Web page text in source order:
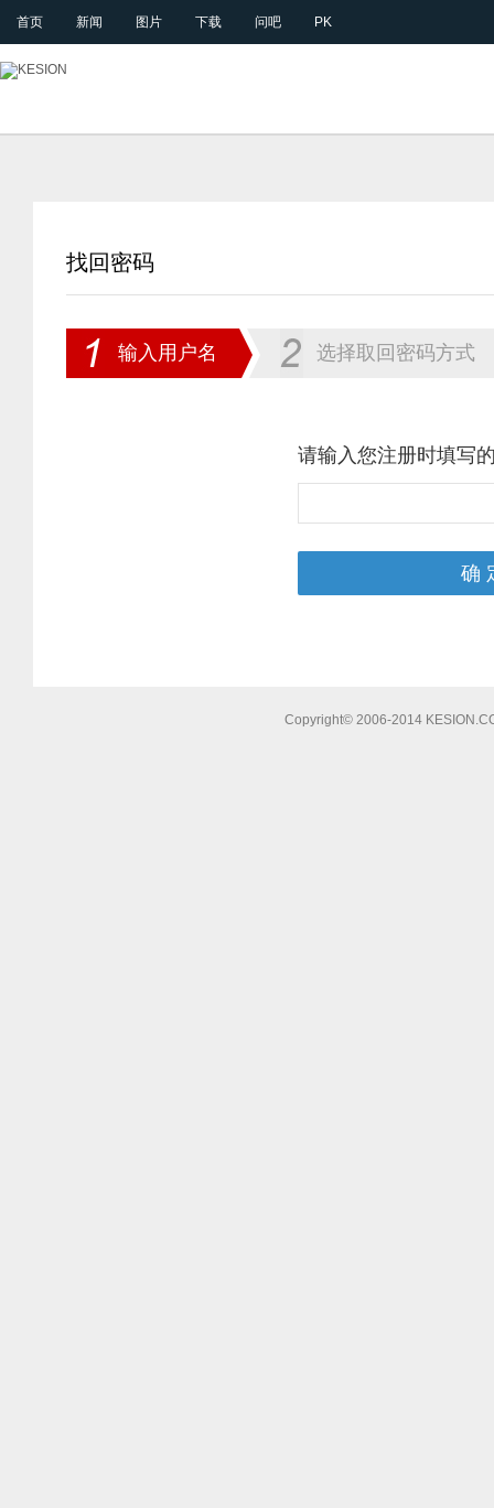
首页 新闻 图片 下载 问吧 PK
找回密码
输入用户名 选择取回密码方式
请输入您注册时填写
Copyright© 2006-2014